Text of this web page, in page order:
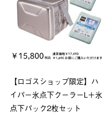
【ロゴスショップ限定】ハ
イパー氷点下クーラーL＋氷
点下パック2枚セット